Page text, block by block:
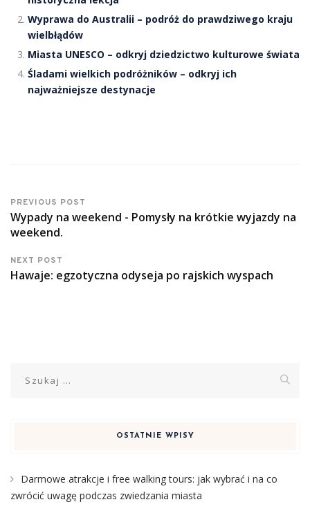
Wyprawa do Australii – podróż do prawdziwego kraju
wielbłądów
Miasta UNESCO – odkryj dziedzictwo kulturowe świata
Śladami wielkich podróżników – odkryj ich
najważniejsze destynacje
PREVIOUS POST
Wypady na weekend - Pomysły na krótkie wyjazdy na
weekend.
NEXT POST
Hawaje: egzotyczna odyseja po rajskich wyspach
OSTATNIE WPISY
Darmowe atrakcje i free walking tours: jak wybrać i na co
zwrócić uwagę podczas zwiedzania miasta